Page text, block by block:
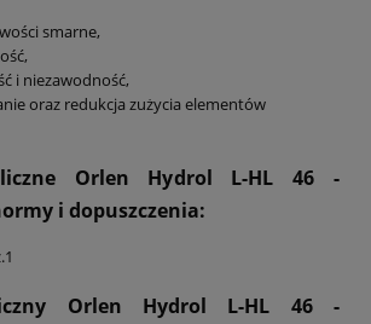
smarne,
i niezawodność,
oraz redukcja zużycia elementów
Orlen Hydrol L-HL 46 -
i dopuszczenia:
Orlen Hydrol L-HL 46 -